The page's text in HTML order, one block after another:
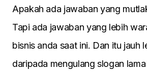
Apakah ada jawaban yang
Tapi ada jawaban yang lebih
bisnis anda saat ini. Dan itu jauh
daripada mengulang slogan